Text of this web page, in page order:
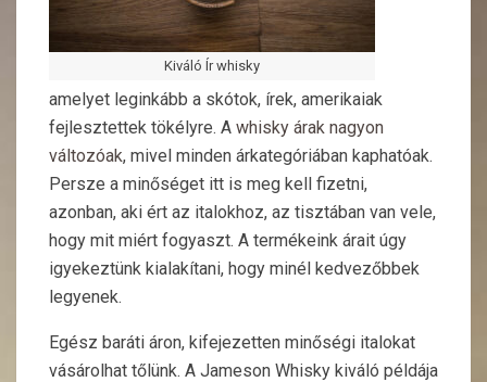
Kiváló Ír whisky
amelyet leginkább a skótok, írek, amerikaiak
fejlesztettek tökélyre. A whisky árak nagyon
változóak, mivel minden árkategóriában kaphatóak.
Persze a minőséget itt is meg kell fizetni,
azonban, aki ért az italokhoz, az tisztában van vele,
hogy mit miért fogyaszt. A termékeink árait úgy
igyekeztünk kialakítani, hogy minél kedvezőbbek
legyenek.
Egész baráti áron, kifejezetten minőségi italokat
vásárolhat tőlünk. A Jameson Whisky kiváló példája